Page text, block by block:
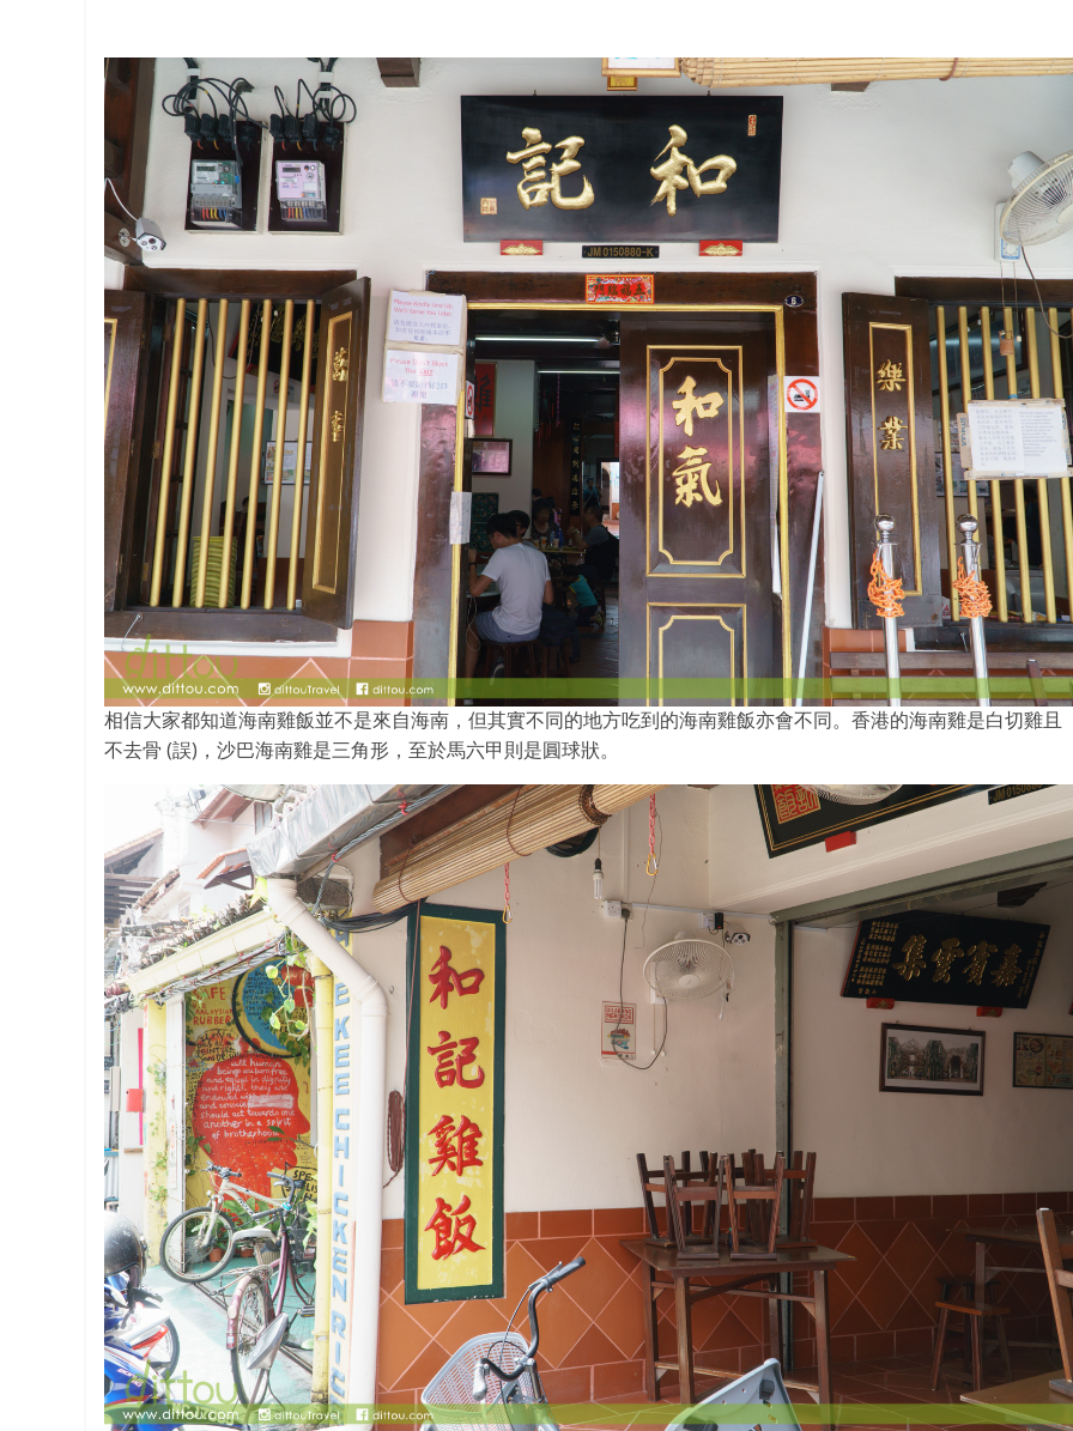
相信大家都知道海南雞飯並不是來自海南，但其實不同的地方吃到的海南雞飯亦會不同。香港的海南雞是白切雞且
不去骨 (誤)，沙巴海南雞是三角形，至於馬六甲則是圓球狀。